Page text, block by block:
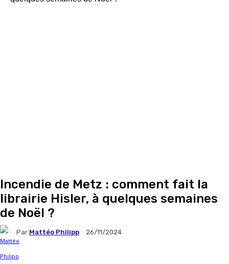
Incendie de Metz : comment fait la
librairie Hisler, à quelques semaines
de Noël ?
Par Mattéo Philipp 26/11/2024